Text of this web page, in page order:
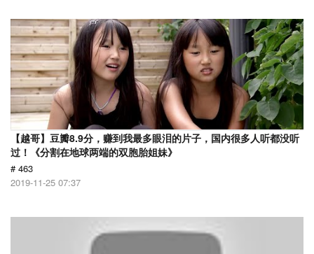
【越哥】豆瓣8.9分，赚到我最多眼泪的片子，国内很多人听都没听
过！《分割在地球两端的双胞胎姐妹》
# 463
2019-11-25 07:37